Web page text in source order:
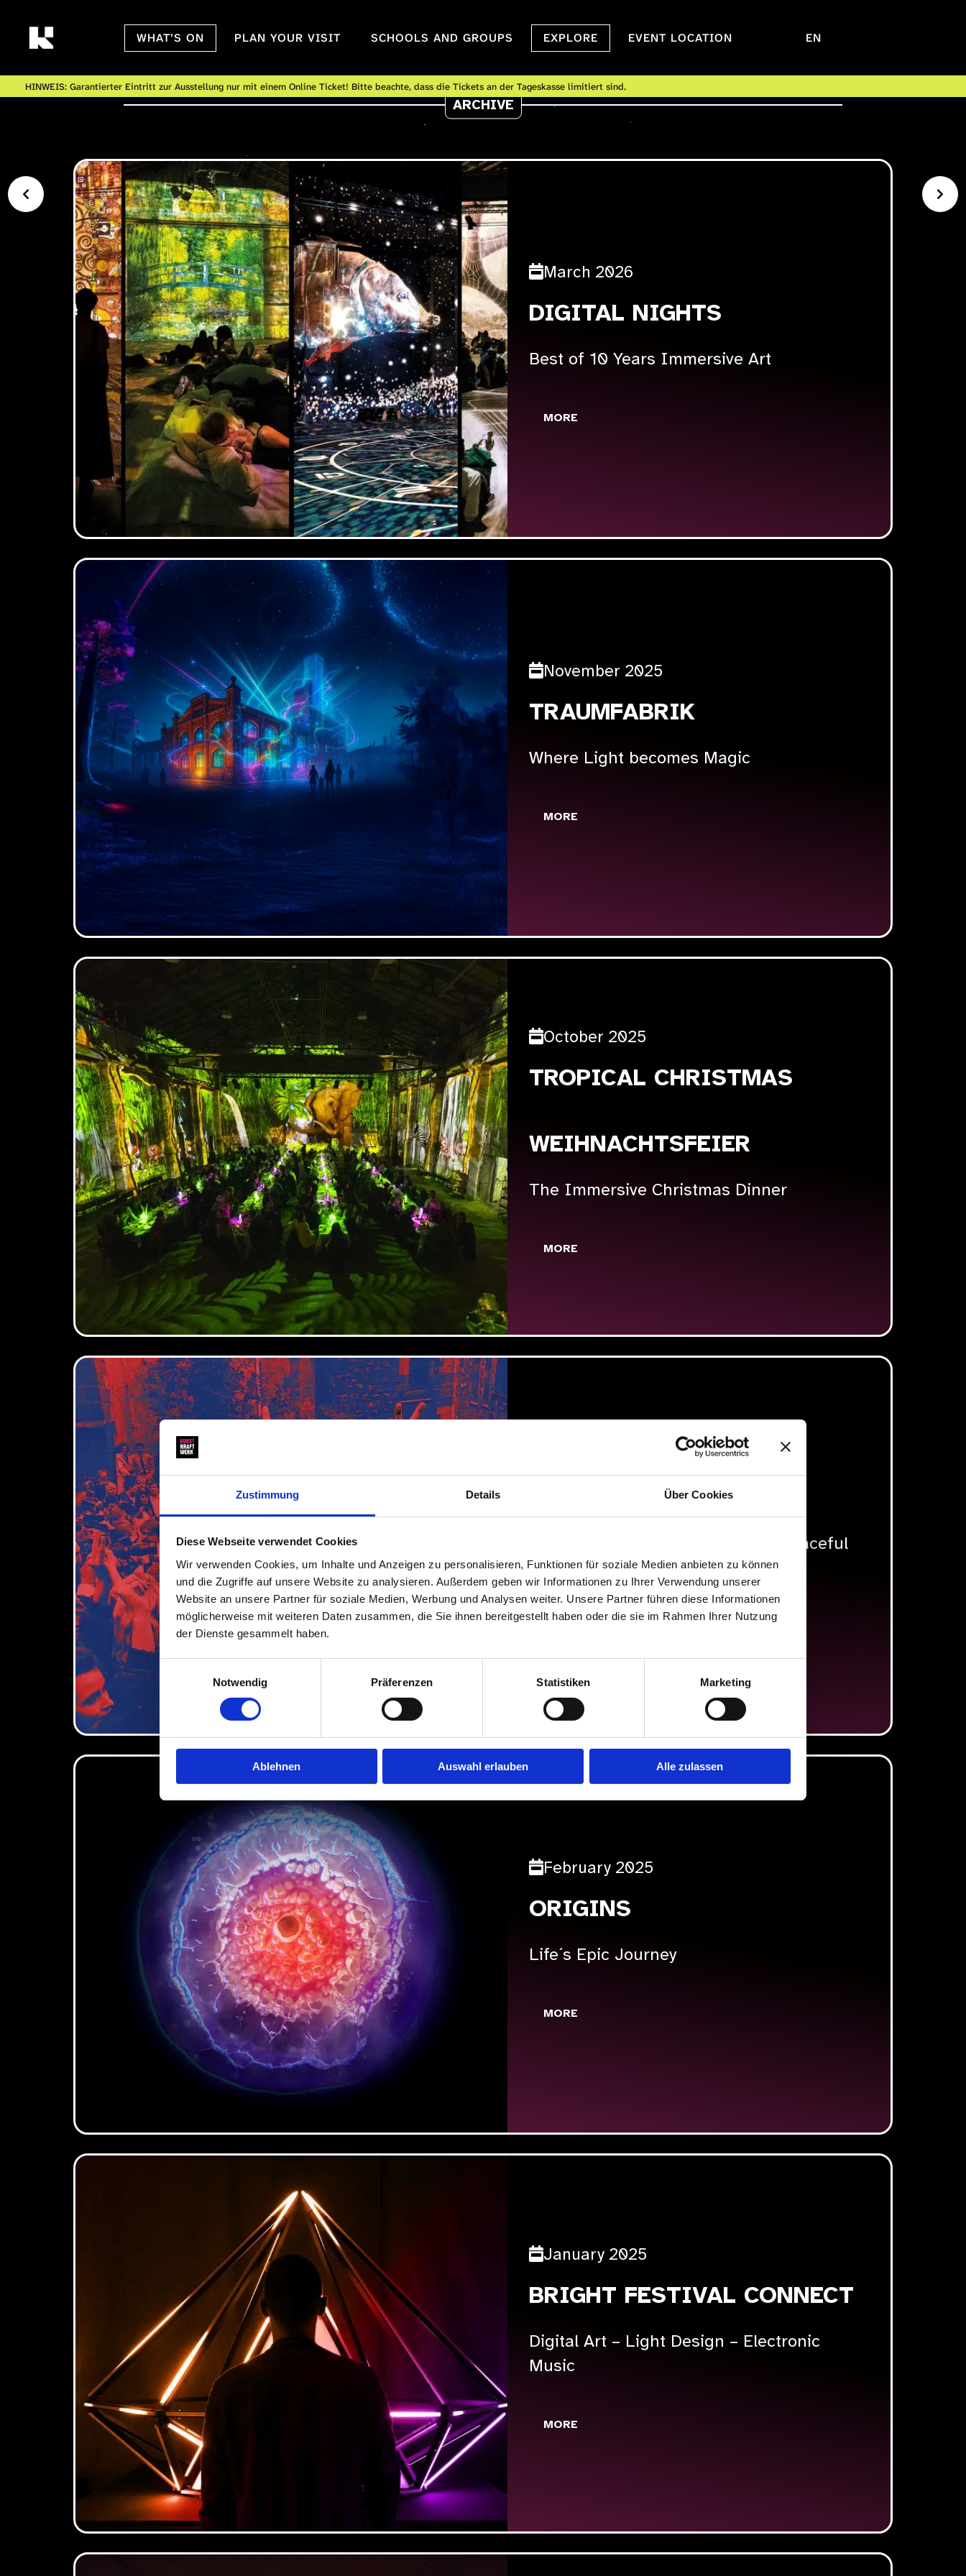
Zustimmung Details Über Cookies
Diese Webseite verwendet Cookies
Wir verwenden Cookies, um Inhalte und Anzeigen zu personalisieren, Funktionen für soziale Medien anbieten zu können
und die Zugriffe auf unsere Website zu analysieren. Außerdem geben wir Informationen zu Ihrer Verwendung unserer
Website an unsere Partner für soziale Medien, Werbung und Analysen weiter. Unsere Partner führen diese Informationen
möglicherweise mit weiteren Daten zusammen, die Sie ihnen bereitgestellt haben oder die sie im Rahmen Ihrer Nutzung
der Dienste gesammelt haben.
Notwendig
Präferenzen Statistiken Marketing
Ablehnen Auswahl erlauben Alle zulassen
content
WHAT’S ON PLAN YOUR VISIT SCHOOLS AND GROUPS EXPLORE EVENT LOCATION EN
HINWEIS: Garantierter Eintritt zur Ausstellung nur mit einem Online Ticket! Bitte beachte, dass die Tickets an der Tageskasse limitiert sind.
ARCHIVE
March 2026
DIGITAL NIGHTS
Best of 10 Years Immersive Art
MORE
November 2025
TRAUMFABRIK
Where Light becomes Magic
MORE
October 2025
TROPICAL CHRISTMAS
WEIHNACHTSFEIER
The Immersive Christmas Dinner
MORE
LEUCHTENDE FREIHEIT
An immersive experience of the Peaceful
Revolution of 1989
February 2025
ORIGINS
Life´s Epic Journey
MORE
January 2025
BRIGHT FESTIVAL CONNECT
Digital Art – Light Design – Electronic
Music
MORE